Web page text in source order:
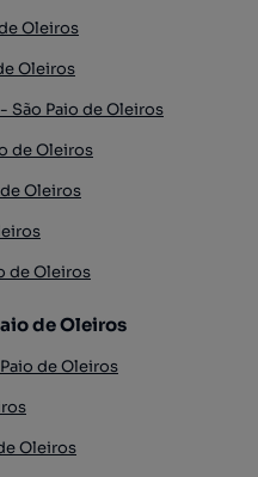
Oleiros
Oleiros
São Paio de Oleiros
de Oleiros
Oleiros
de Oleiros
de Oleiros
de Oleiros
Oleiros